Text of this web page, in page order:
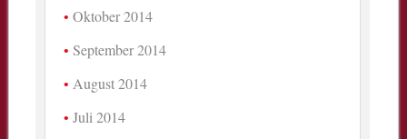
Oktober 2014
September 2014
August 2014
Juli 2014